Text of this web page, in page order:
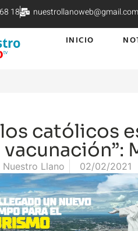
18 nuestrollanoweb@gmail.com
INICIO
católicos
vacunación”:
Nuestro Llano 02/02/2021